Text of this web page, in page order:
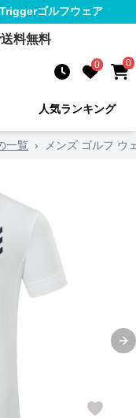
Triggerゴルフウェア
料無料
0 0
人気ランキング
一覧 › メンズ ゴルフ ウ